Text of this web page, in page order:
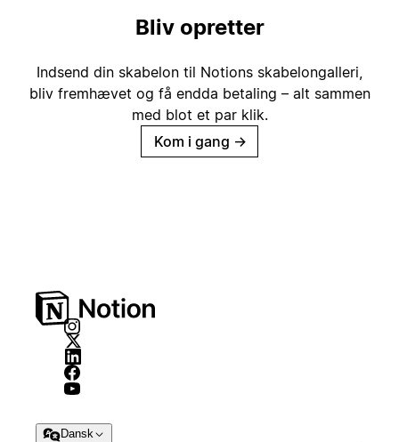
Bliv opretter
Indsend din skabelon til Notions skabelongalleri,
bliv fremhævet og få endda betaling – alt sammen
med blot et par klik.
Kom i gang →
Dansk